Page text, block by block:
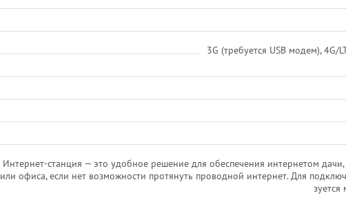
3G (требуется USB модем), 4G/
Интернет-станция — это удобное решение для обеспечения интернетом
или офиса, если нет возможности протянуть проводной интернет. Для
зуется